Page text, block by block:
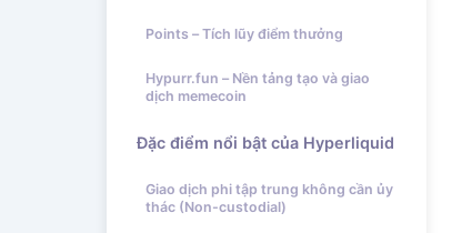
Points – Tích lũy điểm thưởng
Hypurr.fun – Nền tảng tạo và giao
dịch memecoin
Đặc điểm nổi bật của Hyperliquid
Giao dịch phi tập trung không cần ủy
thác (Non-custodial)